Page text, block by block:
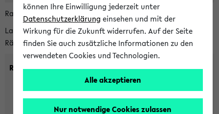
Raumanfragen:
raumvergabe@uni-bielefeld.de
Lassen Sie sich alle Räume anzeigen oder suchen Sie nach
Räumen mit bestimmten Eigenschaften:
Raumkriterien:
können Ihre Einwilligung jederzeit unter
Datenschutzerklärung einsehen und mit der
Wirkung für die Zukunft widerrufen. Auf der Seite
finden Sie auch zusätzliche Informationen zu den
verwendeten Cookies und Technologien.
Alle akzeptieren
Nur notwendige Cookies zulassen